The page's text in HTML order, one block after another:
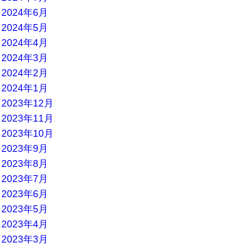
2024年6月
2024年5月
2024年4月
2024年3月
2024年2月
2024年1月
2023年12月
2023年11月
2023年10月
2023年9月
2023年8月
2023年7月
2023年6月
2023年5月
2023年4月
2023年3月